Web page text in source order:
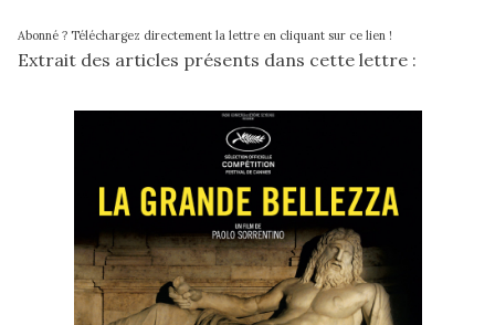
Abonné ? Téléchargez directement la lettre en cliquant sur ce lien !
Extrait des articles présents dans cette lettre :